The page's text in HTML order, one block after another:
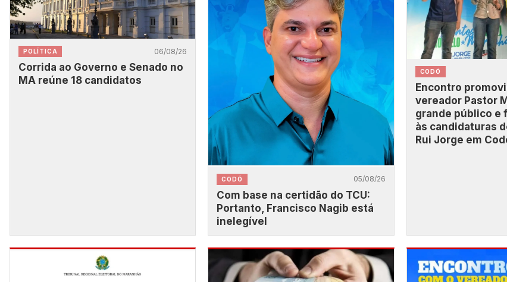
POLÍTICA 06/08/26
Corrida ao Governo e Senado no
MA reúne 18 candidatos
CODÓ 05/08/26
Com base na certidão do TCU:
Portanto, Francisco Nagib está
inelegível
CODÓ
Encontro
vereador Pastor
grande público e
às candidaturas
Rui Jorge em